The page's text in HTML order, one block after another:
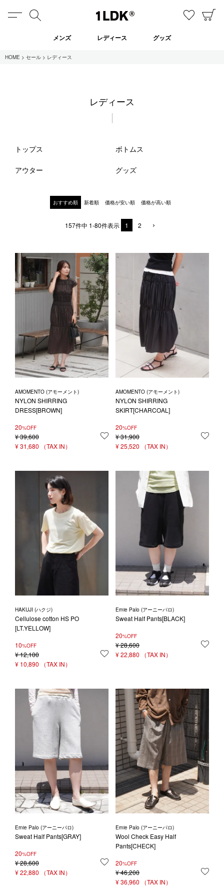
MENU お気に
メンズ レディース グッズ
UNIVERSAL PRODUCTS.
EVCON
1LDK STAND
SEARCH
HOME セール レディース
レディース
トップス ボトムス
アウター グッズ
おすすめ順 新着順 価格が安い順 価格が高い順
157件中 1-80件表示 1 2
AMOMENTO (アモーメント)
NYLON SHIRRING
DRESS[BROWN]
20%OFF
¥39,600
¥31,680
お気に入りに登録する
AMOMENTO (アモーメント)
NYLON SHIRRING
SKIRT[CHARCOAL]
20%OFF
¥31,900
¥25,520
HAKUJI (ハクジ)
Cellulose cotton HS PO
[LT.YELLOW]
10%OFF
¥12,100
¥ 10,890
お気に入りに登録する
Ernie Palo (アーニーパロ)
Sweat Half Pants[BLACK]
20%OFF
¥28,600
¥22,880
Ernie Palo (アーニーパロ)
Sweat Half Pants[GRAY]
20%OFF
¥28,600
¥22,880
お気に入りに登録する
Ernie Palo (アーニーパロ)
Wool Check Easy Half
Pants[CHECK]
20%OFF
¥46,200
¥36,960